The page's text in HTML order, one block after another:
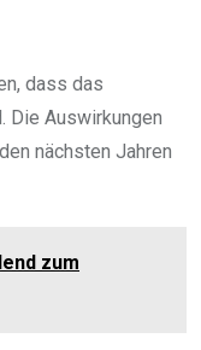
dass das
Die Auswirkungen
nächsten Jahren
zum